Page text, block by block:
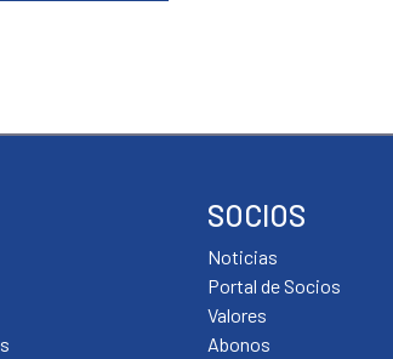
en
SOCIOS
Noticias
Portal de Socios
Valores
Abonos